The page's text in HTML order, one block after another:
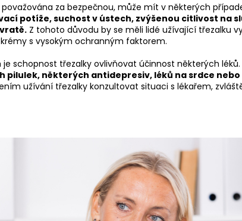
za bezpečnou, může mít v některých
potíže, suchost v ústech, zvýšenou citlivost na
Z tohoto důvodu by se měli lidé užívající třezalku
s vysokým ochranným faktorem.
schopnost třezalky ovlivňovat účinnost některých léků.
pilulek, některých antidepresiv, léků na srdce
užívání třezalky konzultovat situaci s lékařem,